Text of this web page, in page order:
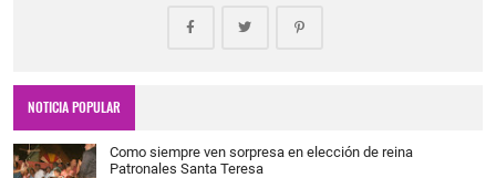
NOTICIA POPULAR
Como siempre ven sorpresa en elección de reina
Patronales Santa Teresa